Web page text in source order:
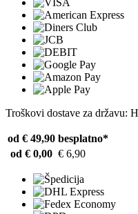
Troškovi dostave za državu:
od € 49,90 besplatno*
od € 0,00 € 6,90